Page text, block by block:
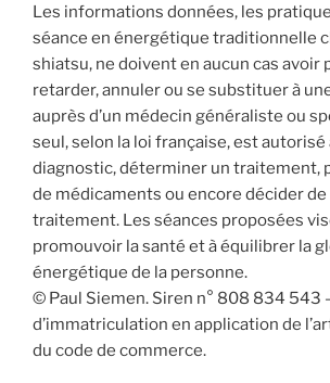
Les informations données, les
séance en énergétique traditionnelle
shiatsu, ne doivent en aucun cas avoir
retarder, annuler ou se substituer à
auprès d’un médecin généraliste ou
seul, selon la loi française, est autorisé
diagnostic, déterminer un traitement,
de médicaments ou encore décider de
traitement. Les séances proposées
promouvoir la santé et à équilibrer la
énergétique de la personne.
© Paul Siemen. Siren n° 808 834 543
d’immatriculation en application de
du code de commerce.